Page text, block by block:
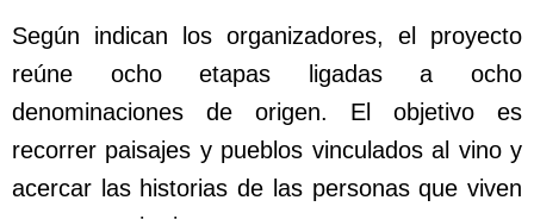
Según indican los organizadores, el proyecto
reúne ocho etapas ligadas a ocho
denominaciones de origen. El objetivo es
recorrer paisajes y pueblos vinculados al vino y
acercar las historias de las personas que viven